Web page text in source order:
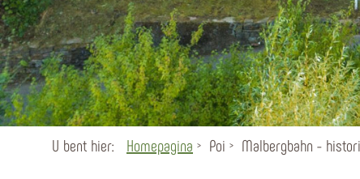
U bent hier: Homepagina Poi Malbergbahn -